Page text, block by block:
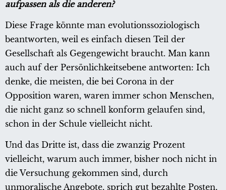
aufpassen als die anderen?
Diese Frage könnte man evolutionssoziologisch
beantworten, weil es einfach diesen Teil der
Gesellschaft als Gegengewicht braucht. Man kann
auch auf der Persönlichkeitsebene antworten: Ich
denke, die meisten, die bei Corona in der
Opposition waren, waren immer schon Menschen,
die nicht ganz so schnell konform gelaufen sind,
schon in der Schule vielleicht nicht.
Und das Dritte ist, dass die zwanzig Prozent
vielleicht, warum auch immer, bisher noch nicht in
die Versuchung gekommen sind, durch
unmoralische Angebote, sprich gut bezahlte Posten,